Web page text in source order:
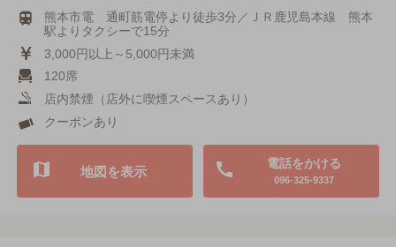
熊本市電 通町筋電停より徒歩3分／ＪＲ鹿児島本線 熊本
駅よりタクシーで15分
3,000円以上～5,000円未満
120席
店内禁煙（店外に喫煙スペースあり）
クーポンあり
電話をかける
096-325-9337
地図を表示